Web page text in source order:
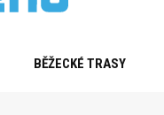
BĚŽECKÉ TRASY